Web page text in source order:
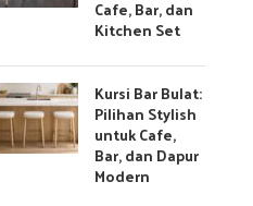
Cafe, Bar, dan
Kitchen Set
Kursi Bar Bulat:
Pilihan Stylish
untuk Cafe,
Bar, dan Dapur
Modern